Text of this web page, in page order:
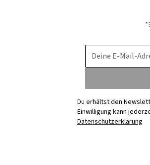
Deine E-Mail-
Du erhältst den
Einwilligung kann
Datenschutzerklärung